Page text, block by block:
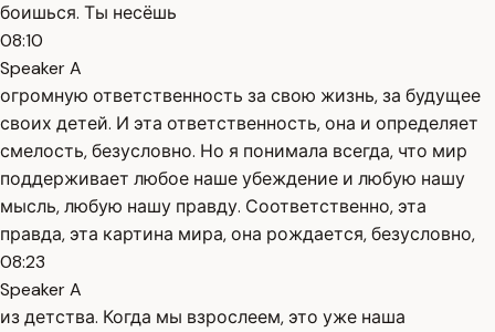
боишься. Ты несёшь
08:10
Speaker A
огромную ответственность за свою жизнь, за будущее
своих детей. И эта ответственность, она и определяет
смелость, безусловно. Но я понимала всегда, что мир
поддерживает любое наше убеждение и любую нашу
мысль, любую нашу правду. Соответственно, эта
правда, эта картина мира, она рождается, безусловно,
08:23
Speaker A
из детства. Когда мы взрослеем, это уже наша